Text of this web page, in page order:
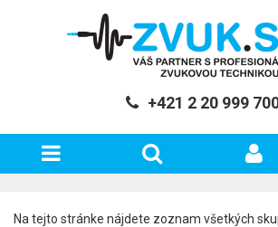
+421 2 20 999
Na tejto stránke nájdete zoznam všetkých